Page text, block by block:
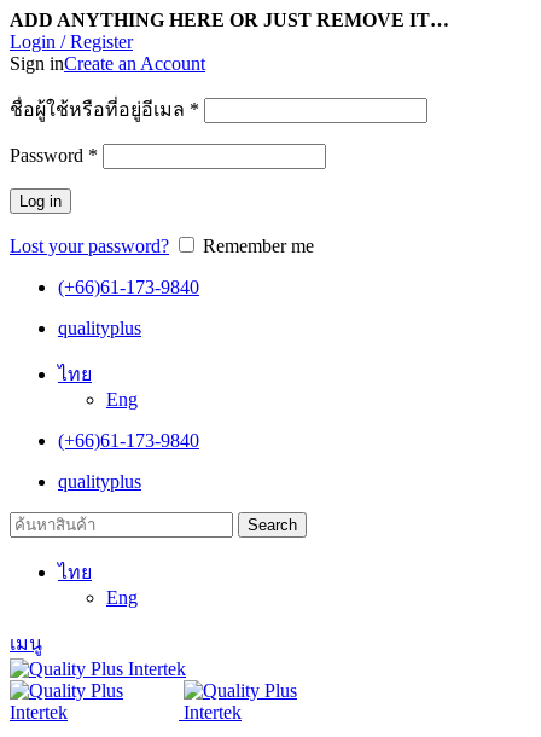
ADD ANYTHING HERE OR JUST REMOVE IT…
Login / Register
Sign inCreate an Account
ชื่อผู้ใช้หรือที่อยู่อีเมล *
Password *
Log in
Lost your password?
Remember me
(+66)61-173-9840
qualityplus
ไทย
Eng
(+66)61-173-9840
qualityplus
Search
ไทย
Eng
เมนู